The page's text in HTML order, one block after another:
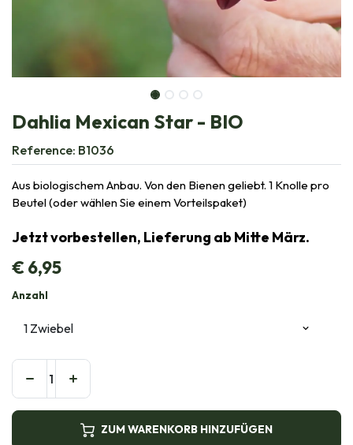
Dahlia Mexican Star - BIO
Reference: B1036
Aus biologischem Anbau. Von den Bienen geliebt. 1 Knolle pro
Beutel (oder wählen Sie einem Vorteilspaket)
Jetzt vorbestellen, Lieferung ab Mitte März.
€6,95
Anzahl
ZUM WARENKORB HINZUFÜGEN